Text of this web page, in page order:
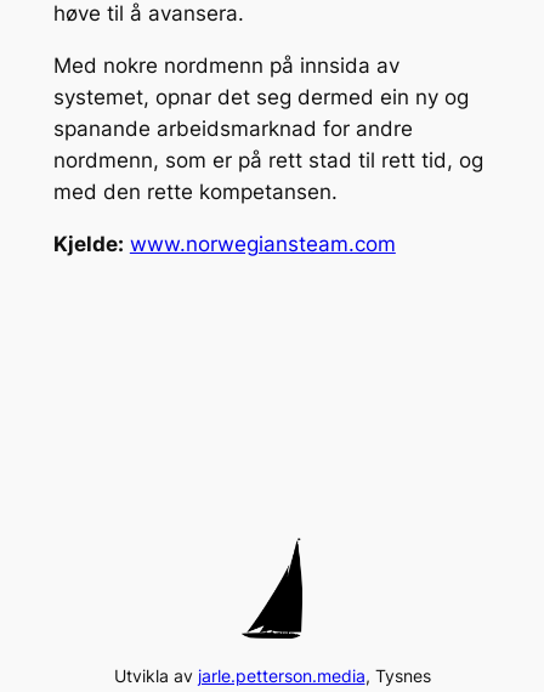
høve til å avansera.
Med nokre nordmenn på innsida av
systemet, opnar det seg dermed ein ny og
spanande arbeidsmarknad for andre
nordmenn, som er på rett stad til rett tid, og
med den rette kompetansen.
Kjelde: www.norwegiansteam.com
Utvikla av jarle.petterson.media, Tysnes